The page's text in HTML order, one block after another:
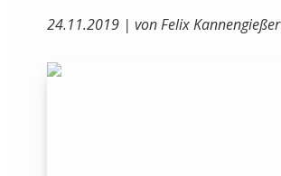
24.11.2019 | von Felix Kannengießer